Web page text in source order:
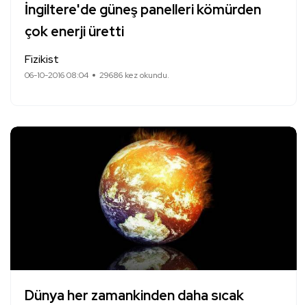
İngiltere'de güneş panelleri kömürden
çok enerji üretti
Fizikist
06-10-2016 08:04 29686 kez okundu.
Dünya her zamankinden daha sıcak